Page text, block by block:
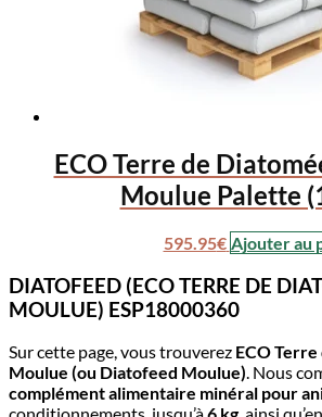
ECO Terre de
Moulue Palette
595.95€ Ajouter au
DIATOFEED (ECO TERRE DE
MOULUE) ESP18000360
Sur cette page, vous trouverez ECO
Moulue (ou Diatofeed Moulue). Nous
complément alimentaire minéral pour